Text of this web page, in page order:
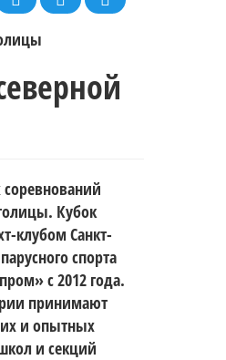
Кубок
клубом Санкт-
спорта
с 2012 года.
принимают
и опытных
и секций